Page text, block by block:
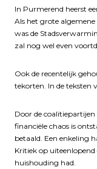
In Purmerend heerst
Als het grote
was de
zal nog wel even
Ook de recentelijk
tekorten. In de teksten
Door de
financiële chaos is
betaald. Een enkeling
Kritiek op
huishouding had.